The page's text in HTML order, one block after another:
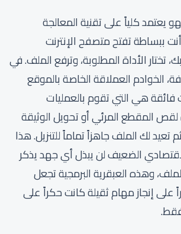
يعتمد كلياً على تقنية المعالجة
أنت ببساطة تفتح متصفح الإنترنت
تختار الأداة المطلوبة، وترفع الملف. في
الخوادم العملاقة الخاصة بالموقع
فائقة هي التي تقوم بالعمليات
المقطع المرئي أو تحويل الوثيقة
تعيد لك الملف جاهزاً تماماً للتنزيل. هذا
الضعيف لن يبذل أي جهد يذكر
وهذه العبقرية البرمجية تجعل
على إنجاز مهام ثقيلة كانت حكراً على